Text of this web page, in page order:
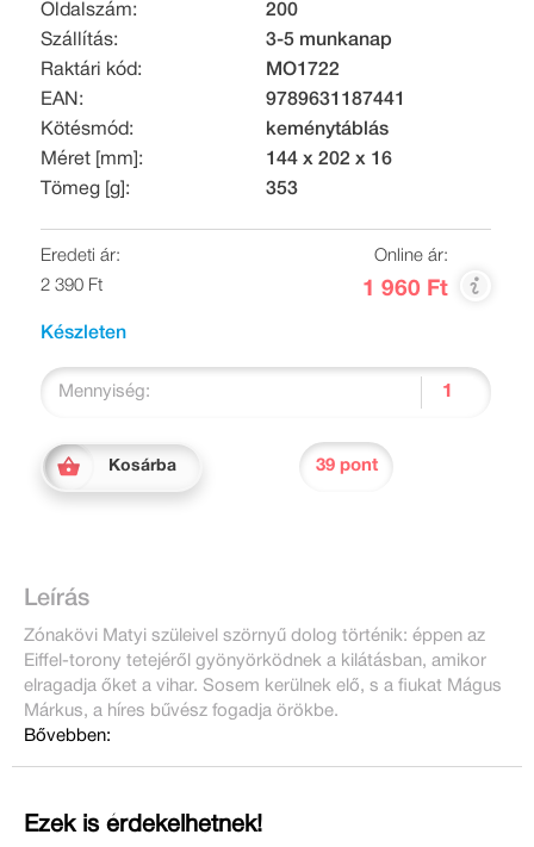
Oldalszám:
200
Szállítás:
3-5 munkanap
Raktári kód:
MO1722
EAN:
9789631187441
Kötésmód:
keménytáblás
Méret [mm]:
144 x 202 x 16
Tömeg [g]:
353
Eredeti ár:
2 390 Ft
Online ár:
1 960 Ft
Készleten
Mennyiség:
Kosárba 39 pont
Leírás
Zónakövi Matyi szüleivel szörnyű dolog történik: éppen az
Eiffel-torony tetejéről gyönyörködnek a kilátásban, amikor
elragadja őket a vihar. Sosem kerülnek elő, s a fiukat Mágus
Márkus, a híres bűvész fogadja örökbe.
Bővebben:
Ezek is érdekelhetnek!